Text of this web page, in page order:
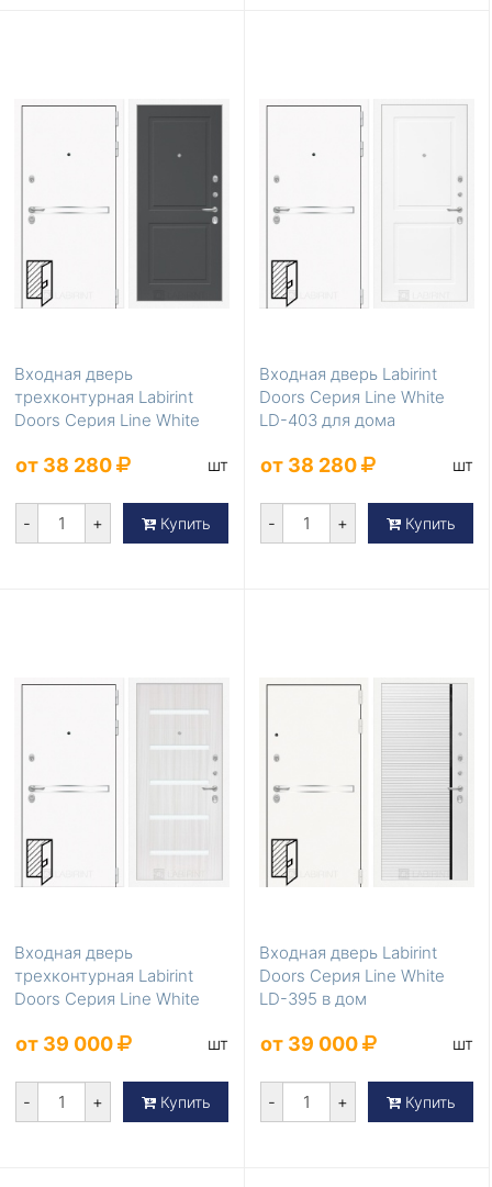
Входная дверь
трехконтурная Labirint
Doors Серия Line White
от 38 280 шт
- + Купить
Входная дверь Labirint
Doors Серия Line White
LD-403 для дома
от 38 280 шт
- + Купить
Входная дверь
трехконтурная Labirint
Doors Серия Line White
от 39 000 шт
- + Купить
Входная дверь Labirint
Doors Серия Line White
LD-395 в дом
от 39 000 шт
- + Купить